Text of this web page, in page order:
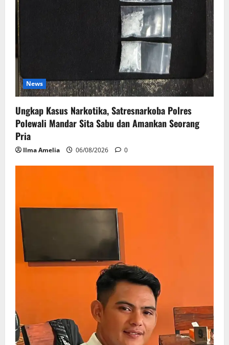
News
Ungkap Kasus Narkotika, Satresnarkoba Polres
Polewali Mandar Sita Sabu dan Amankan Seorang
Pria
Ilma Amelia 06/08/2026 0